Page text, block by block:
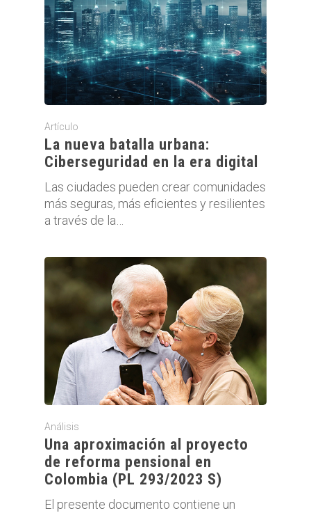
Artículo
La nueva batalla urbana:
Ciberseguridad en la era digital
Las ciudades pueden crear comunidades
más seguras, más eficientes y resilientes
a través de la…
Análisis
Una aproximación al proyecto
de reforma pensional en
Colombia (PL 293/2023 S)
El presente documento contiene un